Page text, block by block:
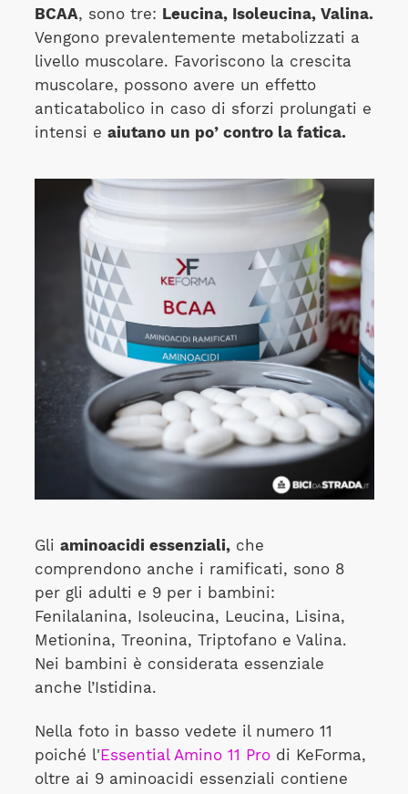
BCAA, sono tre: Leucina, Isoleucina, Valina.
Vengono prevalentemente metabolizzati a
livello muscolare. Favoriscono la crescita
muscolare, possono avere un effetto
anticatabolico in caso di sforzi prolungati e
intensi e aiutano un po’ contro la fatica.
Gli aminoacidi essenziali,che
comprendono anche i ramificati, sono 8
per gli adulti e 9 per i bambini:
Fenilalanina, Isoleucina, Leucina, Lisina,
Metionina, Treonina, Triptofano e Valina.
Nei bambini è considerata essenziale
anche l’Istidina.
Nella foto in basso vedete il numero 11
poiché l'Essential Amino 11 Pro di KeForma,
oltre ai 9 aminoacidi essenziali contiene